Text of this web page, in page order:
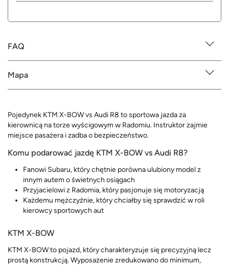
FAQ
Mapa
Pojedynek KTM X-BOW vs Audi R8 to sportowa jazda za
kierownicą na torze wyścigowym w Radomiu. Instruktor zajmie
miejsce pasażera i zadba o bezpieczeństwo.
Komu podarować jazdę KTM X-BOW vs Audi R8?
Fanowi Subaru, który chętnie porówna ulubiony model z
innym autem o świetnych osiągach
Przyjacielowi z Radomia, który pasjonuje się motoryzacją
Każdemu mężczyźnie, który chciałby się sprawdzić w roli
kierowcy sportowych aut
KTM X-BOW
KTM X-BOW to pojazd, który charakteryzuje się precyzyjną lecz
prostą konstrukcją. Wyposażenie zredukowano do minimum,